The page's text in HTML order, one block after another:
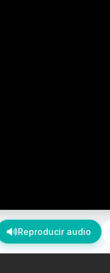
Reproducir audio